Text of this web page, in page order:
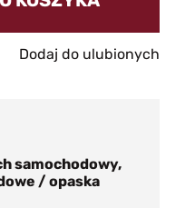
Dodaj do ulubionych
samochodowy,
/ opaska